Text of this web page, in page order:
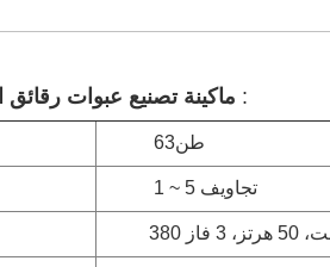
ماكينة تصنيع عبوات رقائق :
طن63
1 ~ 5 تجاويف
3 فاز